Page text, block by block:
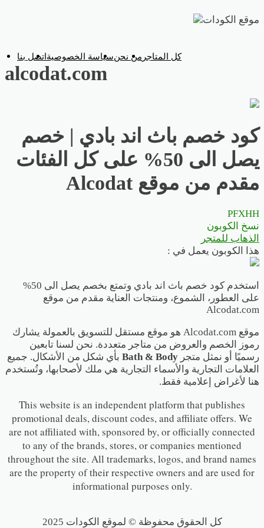
المحتوى
كل المتاجر من نحنسياسة الخصوصية اتصل بنا
alcodat.com
كود خصم باث اند بادي | خصم
يصل الى 50% على كل الفئات
مقدم من موقع Alcodat
PFXHH
نسخ الكوبون
الذهاب للمتجر
هذا الكوبون يعمل في :
استخدم كود خصم باث اند بادي وتمتع بخصم يصل الى 50%
على العطور، الشموع، ومنتجات العناية مقدم من موقع
Alcodat.com
موقع Alcodat.com هو موقع مستقل للتسويق بالعمولة يشارك
رموز الخصم والعروض من متاجر متعددة. نحن لسنا تابعين
رسميًا أو نمثل متجر Bath & Body بأي شكل من الأشكال. جميع
العلامات التجارية والأسماء التجارية هي ملك لأصحابها، وتُستخدم
هنا لأغراض إعلامية فقط.
This website is an independent platform that publishes
promotional deals, discount codes, and affiliate offers. We
are not affiliated with, sponsored by, or officially connected
to any of the brands, stores, or companies mentioned
throughout the site. All trademarks, logos, and brand names
are the property of their respective owners and are used for
informational purposes only.
كل الحقوق محفوظة © لموقع الكودات 2025